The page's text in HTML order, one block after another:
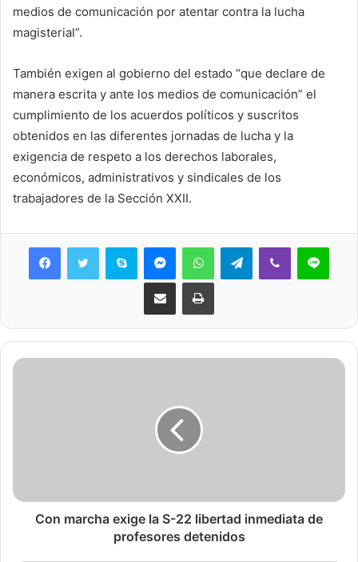
medios de comunicación por atentar contra la lucha
magisterial”.
También exigen al gobierno del estado “que declare de
manera escrita y ante los medios de comunicación” el
cumplimiento de los acuerdos políticos y suscritos
obtenidos en las diferentes jornadas de lucha y la
exigencia de respeto a los derechos laborales,
económicos, administrativos y sindicales de los
trabajadores de la Sección XXII.
Skype MessengerWhatsAppTelegramViber Line
Share via Email Print
Con marcha exige la S-22 libertad inmediata de
profesores detenidos